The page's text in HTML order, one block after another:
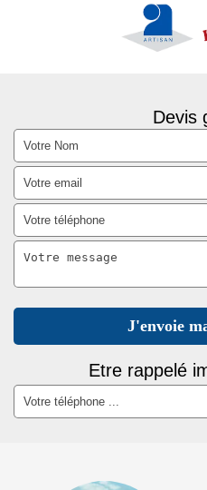
Devis
Etre rappelé